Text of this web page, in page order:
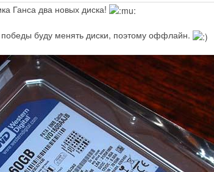
Ганса два новых диска!
буду менять диски, поэтому оффлайн.